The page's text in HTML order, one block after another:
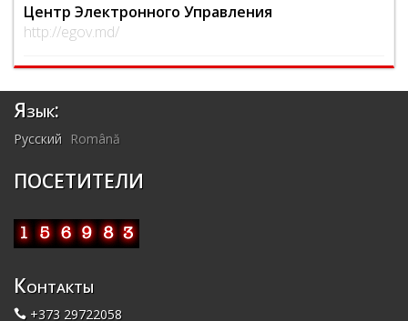
Центр Электронного Управления
http://egov.md/
Язык:
Русский Română
ПОСЕТИТЕЛИ
Контакты
+373 29722058